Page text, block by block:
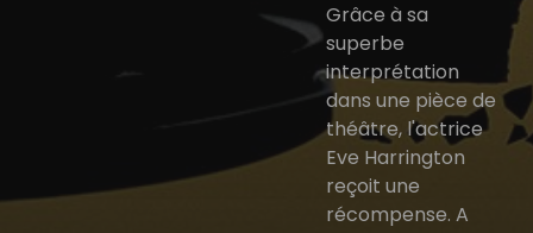
Grâce à sa
superbe
interprétation
dans une pièce de
théâtre, l'actrice
Eve Harrington
reçoit une
récompense. A